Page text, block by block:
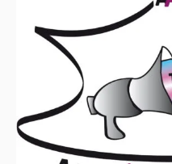
Sverige och övriga
Medarbetare & styrelse
Kontakt
Pressrum
Nyheter &
Postkodlotteriet